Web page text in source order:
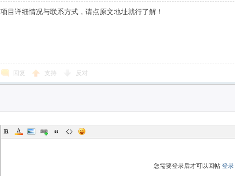
项目详细情况与联系方式，请点原文地址就行了解！
回复 支持 反对
您需要登录后才可以回帖 登录